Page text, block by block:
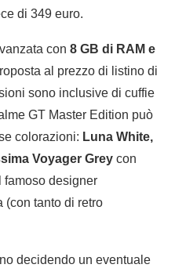
di 349 euro.
con 8 GB di RAM e
al prezzo di listino di
sono inclusive di cuffie
GT Master Edition può
colorazioni: Luna White,
Voyager Grey con
famoso designer
(con tanto di retro
decidendo un eventuale